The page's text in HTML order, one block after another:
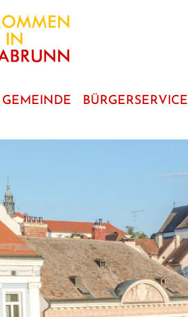
GEMEINDE BÜRGERSERVICE